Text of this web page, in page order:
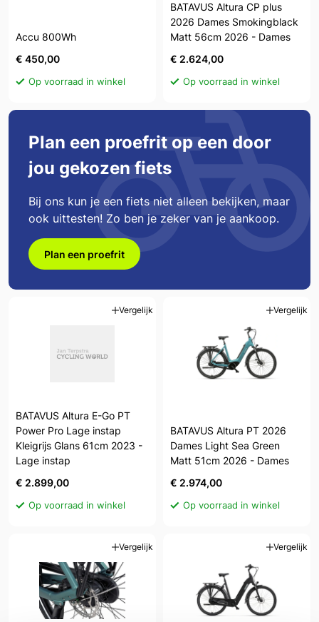
Accu 800Wh
€ 450,00
Op voorraad in winkel
BATAVUS Altura CP plus
2026 Dames Smokingblack
Matt 56cm 2026 - Dames
€ 2.624,00
Op voorraad in winkel
Plan een proefrit op een door
jou gekozen fiets
Bij ons kun je een fiets niet alleen bekijken, maar
ook uittesten! Zo ben je zeker van je aankoop.
Plan een proefrit
Vergelijk
BATAVUS Altura E-Go PT
Power Pro Lage instap
Kleigrijs Glans 61cm 2023 -
Lage instap
€ 2.899,00
Op voorraad in winkel
Vergelijk
BATAVUS Altura PT 2026
Dames Light Sea Green
Matt 51cm 2026 - Dames
€ 2.974,00
Op voorraad in winkel
Vergelijk Vergelijk